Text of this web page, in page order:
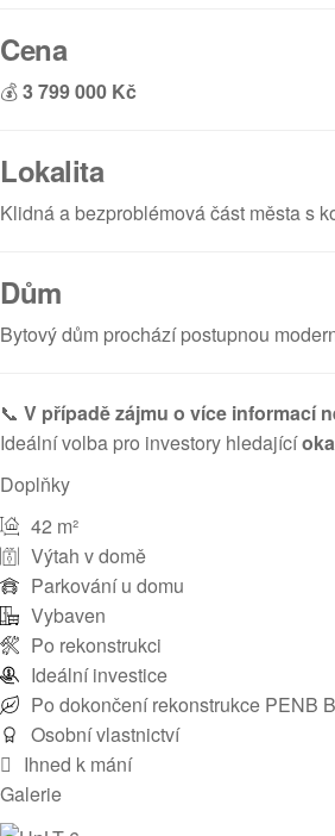
Cena
💰3 799 000 Kč
Lokalita
Klidná a bezproblémová část města s
Dům
Bytový dům prochází postupnou
📞 V případě zájmu o více informací
Ideální volba pro investory hledající
Doplňky
42 m²
Výtah v domě
Parkování u domu
Vybaven
Po rekonstrukci
Ideální investice
Po dokončení rekonstrukce PENB B
Osobní vlastnictví
Ihned k mání
Galerie